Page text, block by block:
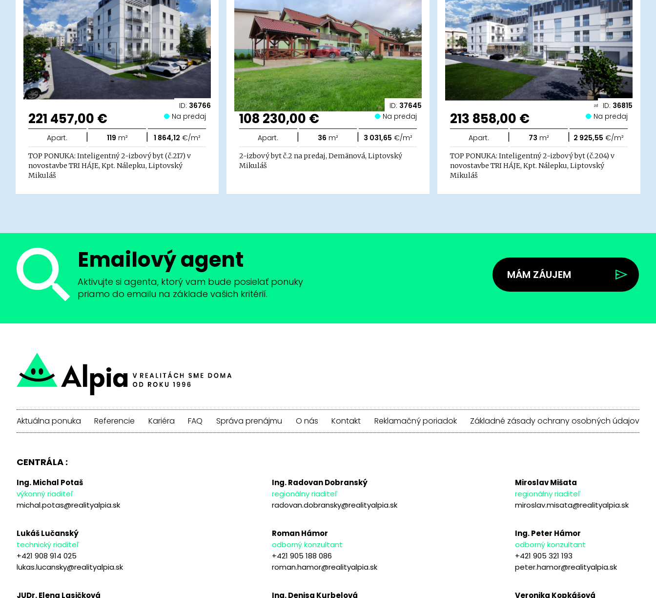
ID: 36766
221 457,00 € Na predaj
Apart. | 119 m² | 1 864,12 €/m²
TOP PONUKA: Inteligentný 2-izbový byt (č.217) v
novostavbe TRI HÁJE, Kpt. Nálepku, Liptovský
Mikuláš
ID: 37645
108 230,00 € Na predaj
Apart. | 36 m² | 3 031,65 €/m²
2-izbový byt č.2 na predaj, Demänová, Liptovský
Mikuláš
ID: 36815
213 858,00 € Na predaj
Apart. | 73 m² | 2 925,55 €/m²
TOP PONUKA: Inteligentný 2-izbový byt (č.204) v
novostavbe TRI HÁJE, Kpt. Nálepku, Liptovský
Mikuláš
Emailový agent
Aktivujte si agenta, ktorý vam bude posielať ponuky
priamo do emailu na základe vašich kritérií.
MÁM ZÁUJEM
Aktuálna ponuka Referencie Kariéra FAQ Správa prenájmu O nás Kontakt Reklamačný poriadok Základné zásady ochrany osobných údajov
CENTRÁLA :
Ing. Michal Potaš
výkonný riaditeľ
michal.potas@realityalpia.sk
Ing. Radovan Dobranský
regionálny riaditeľ
radovan.dobransky@realityalpia.sk
Miroslav Mišata
regionálny riaditeľ
miroslav.misata@realityalpia.sk
Lukáš Lučanský
technický riaditeľ
+421 908 914 025
lukas.lucansky@realityalpia.sk
Roman Hámor
odborný konzultant
+421 905 188 086
roman.hamor@realityalpia.sk
Ing. Peter Hámor
odborný konzultant
+421 905 321 193
peter.hamor@realityalpia.sk
JUDr. Elena Lasičková Ing. Denisa Kurbelová Veronika Kopkášová